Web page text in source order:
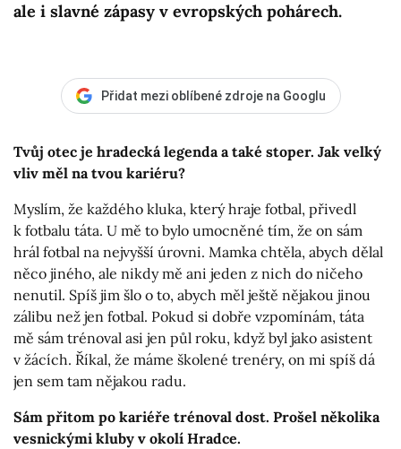
ale i slavné zápasy v evropských pohárech.
Přidat mezi oblíbené zdroje na Googlu
Tvůj otec je hradecká legenda a také stoper. Jak velký
vliv měl na tvou kariéru?
Myslím, že každého kluka, který hraje fotbal, přivedl
k fotbalu táta. U mě to bylo umocněné tím, že on sám
hrál fotbal na nejvyšší úrovni. Mamka chtěla, abych dělal
něco jiného, ale nikdy mě ani jeden z nich do ničeho
nenutil. Spíš jim šlo o to, abych měl ještě nějakou jinou
zálibu než jen fotbal. Pokud si dobře vzpomínám, táta
mě sám trénoval asi jen půl roku, když byl jako asistent
v žácích. Říkal, že máme školené trenéry, on mi spíš dá
jen sem tam nějakou radu.
Sám přitom po kariéře trénoval dost. Prošel několika
vesnickými kluby v okolí Hradce.